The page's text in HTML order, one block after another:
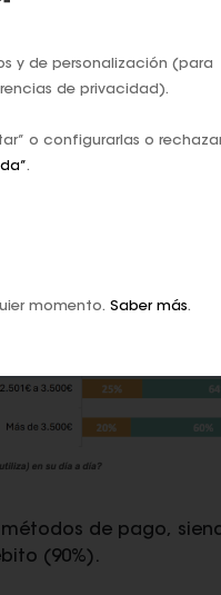
de pago,
(90%).
y de personalización (para
de privacidad).
o configurarlas o
.
momento. Saber más.